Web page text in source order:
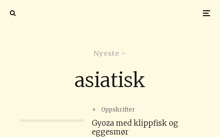
Nyeste
asiatisk
+ Oppskrifter
Gyoza med klippfisk og
eggesmør